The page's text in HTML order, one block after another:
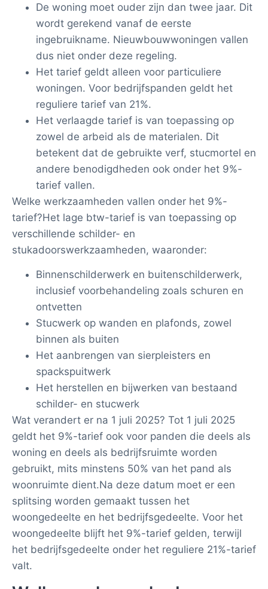
De woning moet ouder zijn dan twee jaar. Dit
wordt gerekend vanaf de eerste
ingebruikname. Nieuwbouwwoningen vallen
dus niet onder deze regeling.
Het tarief geldt alleen voor particuliere
woningen. Voor bedrijfspanden geldt het
reguliere tarief van 21%.
Het verlaagde tarief is van toepassing op
zowel de arbeid als de materialen. Dit
betekent dat de gebruikte verf, stucmortel en
andere benodigdheden ook onder het 9%-
tarief vallen.
Welke werkzaamheden vallen onder het 9%-
tarief?Het lage btw-tarief is van toepassing op
verschillende schilder- en
stukadoorswerkzaamheden, waaronder:
Binnenschilderwerk en buitenschilderwerk,
inclusief voorbehandeling zoals schuren en
ontvetten
Stucwerk op wanden en plafonds, zowel
binnen als buiten
Het aanbrengen van sierpleisters en
spackspuitwerk
Het herstellen en bijwerken van bestaand
schilder- en stucwerk
Wat verandert er na 1 juli 2025? Tot 1 juli 2025
geldt het 9%-tarief ook voor panden die deels als
woning en deels als bedrijfsruimte worden
gebruikt, mits minstens 50% van het pand als
woonruimte dient.Na deze datum moet er een
splitsing worden gemaakt tussen het
woongedeelte en het bedrijfsgedeelte. Voor het
woongedeelte blijft het 9%-tarief gelden, terwijl
het bedrijfsgedeelte onder het reguliere 21%-tarief
valt.